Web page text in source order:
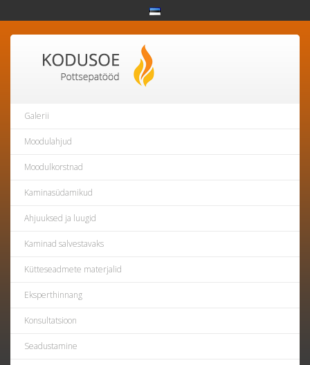
Galerii
Moodulahjud
Moodulkorstnad
Kaminasüdamikud
Ahjuuksed ja luugid
Kaminad salvestavaks
Kütteseadmete materjalid
Eksperthinnang
Konsultatsioon
Seadustamine